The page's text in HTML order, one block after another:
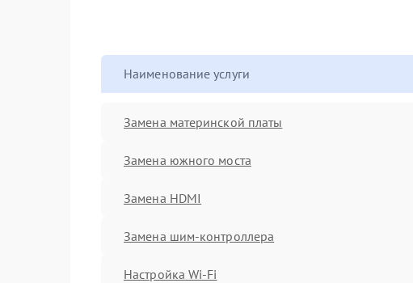
Наименование услуги
Замена материнской платы
Замена южного моста
Замена HDMI
Замена шим-контроллера
Настройка Wi-Fi